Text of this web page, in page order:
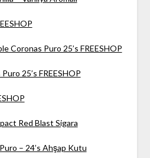
Coronas Puro 25’s FREESHOP
25’s FREESHOP
Red Blast Sigara
– 24’s Ahşap Kutu